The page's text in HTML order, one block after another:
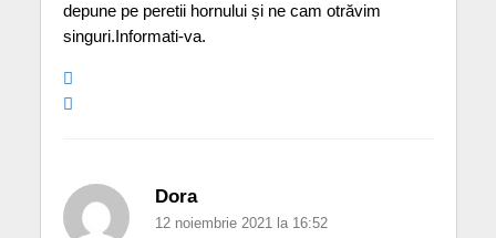
depune pe peretii hornului și ne cam otrăvim
singuri.Informati-va.
Dora
12 noiembrie 2021 la 16:52